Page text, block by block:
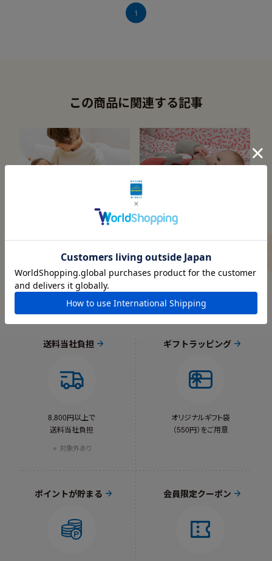
1
この商品に関連する記事
ようとしなくても赤ちゃんは
自ら学びます」
品
送料当社負担
8,800円以上で
送料当社負担
対象外あり
ギフトラッピング
オリジナルギフト袋
（550円）をご用意
ポイントが貯まる 会員限定クーポン